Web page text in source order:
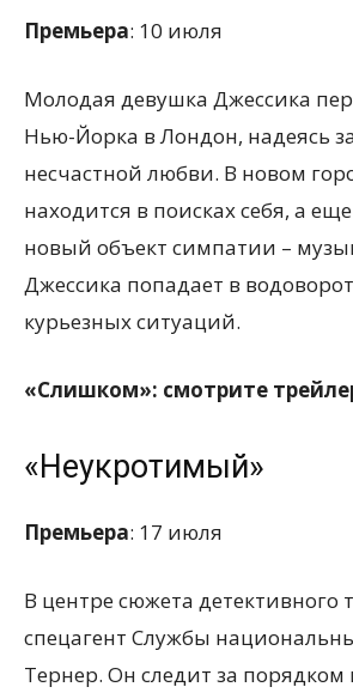
Премьера: 10 июля
Молодая девушка Джессика
Нью-Йорка в Лондон, надеясь
несчастной любви. В новом
находится в поисках себя, а
новый объект симпатии –
Джессика попадает в
курьезных ситуаций.
«Слишком»: смотрите
«Неукротимый»
Премьера: 17 июля
В центре сюжета детективного
спецагент Службы
Тернер. Он следит за